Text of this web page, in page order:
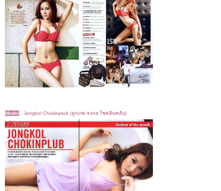
Model : Jongkol Chokinplub (ลูกเกด-จงกล โชคอินพลับ)